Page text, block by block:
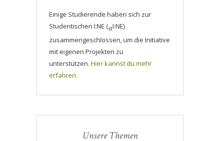
Einige Studierende haben sich zur
Studentischen I:NE (stI:NE)
zusammengeschlossen, um die Initiative
mit eigenen Projekten zu
unterstützen. Hier kannst du mehr
erfahren.
Unsere Themen